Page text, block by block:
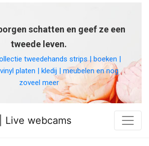
schatten en geef ze een
tweede leven.
tweedehands strips | boeken |
platen | kledij | meubelen en nog
zoveel meer
Live webcams